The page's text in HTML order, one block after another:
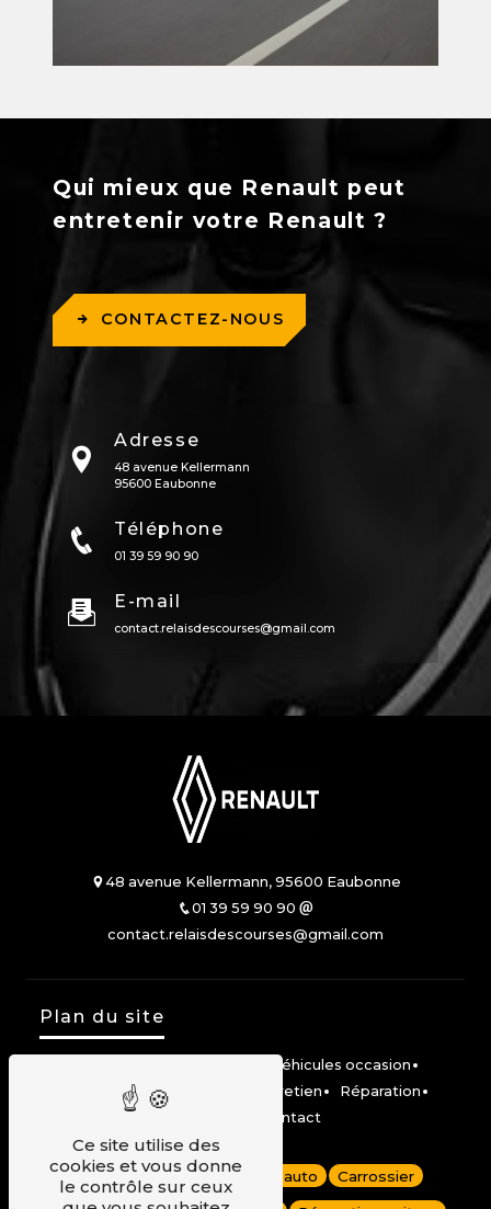
Qui mieux que Renault peut
entretenir votre Renault ?
CONTACTEZ-NOUS
Adresse
48 avenue Kellermann
95600 Eaubonne
Téléphone
01 39 59 90 90
E-mail
contact.relaisdescourses@gmail.com
48 avenue Kellermann, 95600 Eaubonne
01 39 59 90 90
contact.relaisdescourses@gmail.com
Plan du site
Véhicules occasion
Location Mobilize Share
Entretien
Réparation
Contact
Dépannage auto Garage auto Carrossier
Ce site utilise des
cookies et vous donne
le contrôle sur ceux